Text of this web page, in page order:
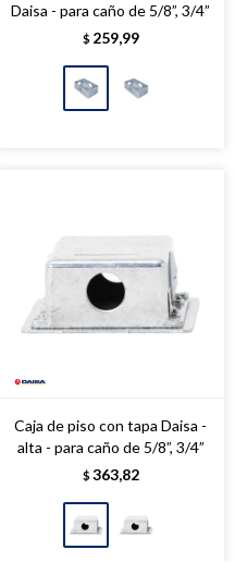
Daisa - para caño de 5/8”, 3/4”
$ 259,99
Caja de piso con tapa Daisa -
alta - para caño de 5/8”, 3/4”
$ 363,82